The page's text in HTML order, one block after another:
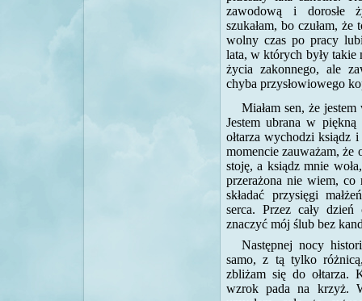
zawodową i dorosłe
szukałam, bo czułam, że
wolny czas po pracy
lata, w których były takie
życia zakonnego, ale
chyba przysłowiowego
Miałam sen, że
Jestem ubrana w
ołtarza wychodzi ksiądz
momencie zauważam, że
stoję, a ksiądz mnie
przerażona nie wiem, co
składać przysięgi
serca. Przez cały
znaczyć mój ślub bez
Następnej nocy
samo, z tą tylko
zbliżam się do ołtarza.
wzrok pada na krzyż.